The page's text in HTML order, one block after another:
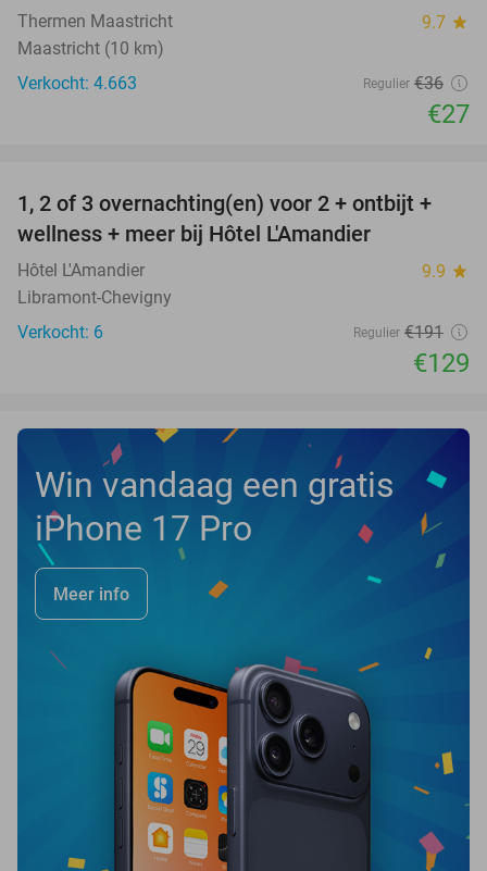
Thermen Maastricht 9.7 star
Maastricht (10 km)
Verkocht: 4.663
Regulier €36
€27
32%
TODAY
1, 2 of 3 overnachting(en) voor 2 + ontbijt +
wellness + meer bij Hôtel L'Amandier
Hôtel L'Amandier 9.9 star
Libramont-Chevigny
Verkocht: 6
Regulier €191
€129
Win vandaag een gratis
iPhone 17 Pro
Meer info